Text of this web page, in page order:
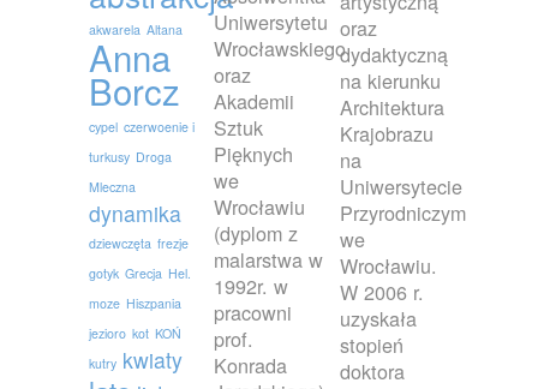
akwarela Altana
Anna
Borcz
cypel czerwoenie i
turkusy Droga
Mleczna
dynamika
dziewczęta frezje
gotyk Grecja Hel.
moze Hiszpania
jezioro kot KOŃ
kutry kwiaty
Uniwersytetu
Wrocławskiego
oraz
Akademii
Sztuk
Pięknych
we
Wrocławiu
(dyplom z
malarstwa w
1992r. w
pracowni
prof.
Konrada
oraz
dydaktyczną
na kierunku
Architektura
Krajobrazu
na
Uniwersytecie
Przyrodniczym
we
Wrocławiu.
W 2006 r.
uzyskała
stopień
doktora